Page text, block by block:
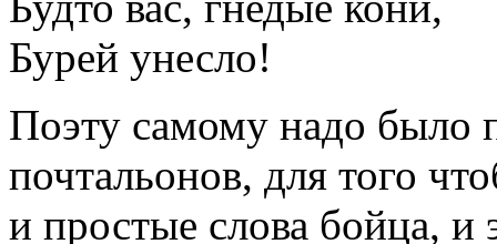
Бурей унесло!
Поэту самому надо было
почтальонов, для того
и простые слова бойца, и